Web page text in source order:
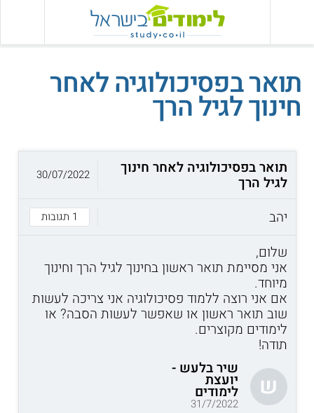
תואר בפסיכולוגיה לאחר
חינוך לגיל הרך
תואר בפסיכולוגיה לאחר חינוך
לגיל הרך
יהב
1 תגובות
30/07/2022
שלום,
אני מסיימת תואר ראשון בחינוך לגיל הרך וחינוך
מיוחד.
אם אני רוצה ללמוד פסיכולוגיה אני צריכה לעשות
שוב תואר ראשון או שאפשר לעשות הסבה? או
לימודים מקוצרים.
תודה!
ש
שיר בלעש -
יועצת
לימודים
31/7/2022